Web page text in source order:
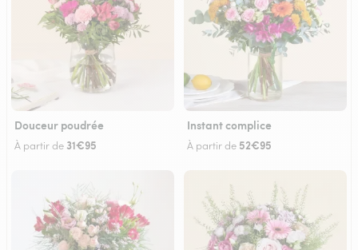
Douceur poudrée
À partir de 31€95
Instant complice
À partir de 52€95